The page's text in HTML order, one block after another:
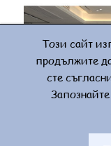
Този сайт
продължите
сте